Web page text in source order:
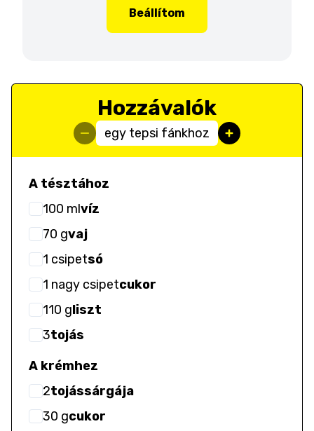
Beállítom
Hozzávalók
egy tepsi fánkhoz
A tésztához
100 mlvíz
70 gvaj
1 csipetsó
1 nagy csipetcukor
110 gliszt
3tojás
A krémhez
2tojássárgája
30 gcukor